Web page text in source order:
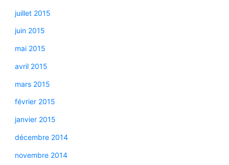
juillet 2015
juin 2015
mai 2015
avril 2015
mars 2015
février 2015
janvier 2015
décembre 2014
novembre 2014